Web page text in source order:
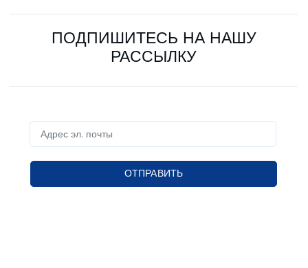
ПОДПИШИТЕСЬ НА НАШУ
РАССЫЛКУ
ОТПРАВИТЬ